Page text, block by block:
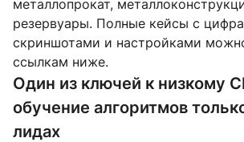
металлопрокат,
резервуары. Полные кейсы с
скриншотами и настройками
ссылкам ниже.
Один из ключей к низкому
обучение алгоритмов
лидах